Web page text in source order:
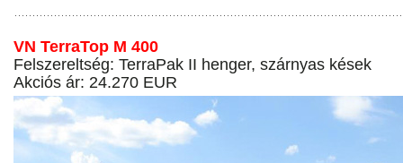
VN TerraTop M 400
Felszereltség: TerraPak II henger, szárnyas kések
Akciós ár: 24.270 EUR